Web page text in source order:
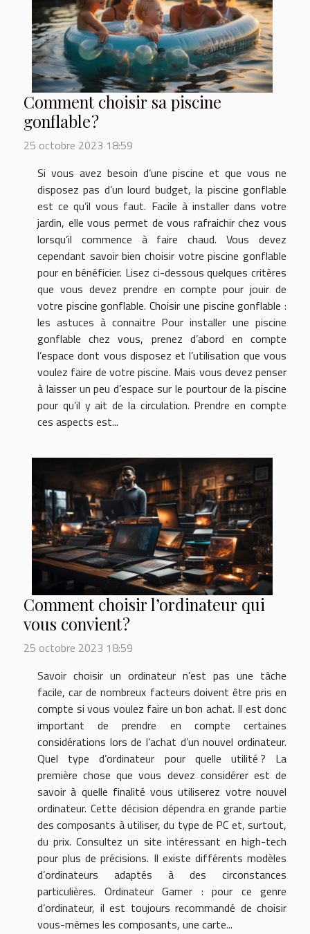
Comment choisir sa piscine
gonflable ?
25 octobre 2023 18:59
Si vous avez besoin d’une piscine et que vous ne
disposez pas d’un lourd budget, la piscine gonflable
est ce qu’il vous faut. Facile à installer dans votre
jardin, elle vous permet de vous rafraichir chez vous
lorsqu’il commence à faire chaud. Vous devez
cependant savoir bien choisir votre piscine gonflable
pour en bénéficier. Lisez ci-dessous quelques critères
que vous devez prendre en compte pour jouir de
votre piscine gonflable. Choisir une piscine gonflable :
les astuces à connaitre Pour installer une piscine
gonflable chez vous, prenez d’abord en compte
l’espace dont vous disposez et l’utilisation que vous
voulez faire de votre piscine. Mais vous devez penser
à laisser un peu d’espace sur le pourtour de la piscine
pour qu’il y ait de la circulation. Prendre en compte
ces aspects est...
Comment choisir l’ordinateur qui
vous convient ?
25 octobre 2023 18:59
Savoir choisir un ordinateur n’est pas une tâche
facile, car de nombreux facteurs doivent être pris en
compte si vous voulez faire un bon achat. Il est donc
important de prendre en compte certaines
considérations lors de l’achat d’un nouvel ordinateur.
Quel type d’ordinateur pour quelle utilité ? La
première chose que vous devez considérer est de
savoir à quelle finalité vous utiliserez votre nouvel
ordinateur. Cette décision dépendra en grande partie
des composants à utiliser, du type de PC et, surtout,
du prix. Consultez un site intéressant en high-tech
pour plus de précisions. Il existe différents modèles
d’ordinateurs adaptés à des circonstances
particulières. Ordinateur Gamer : pour ce genre
d’ordinateur, il est toujours recommandé de choisir
vous-mêmes les composants, une carte...